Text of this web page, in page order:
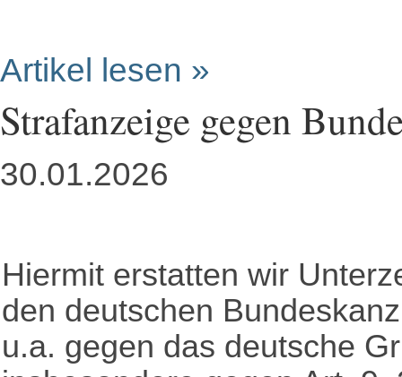
Artikel lesen »
Strafanzeige gegen
30.01.2026
Hiermit erstatten wir
den deutschen
u.a. gegen das deutsche